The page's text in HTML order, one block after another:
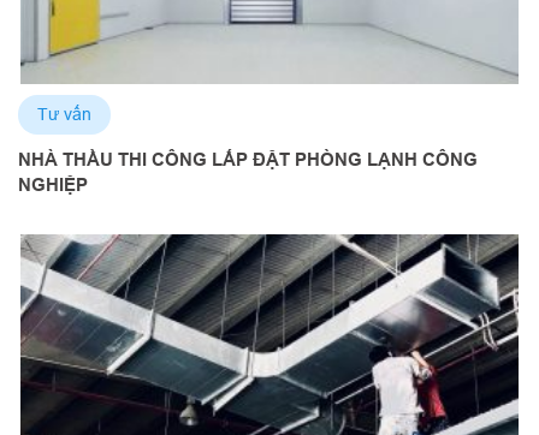
Tư vấn
NHÀ THẦU THI CÔNG LẮP ĐẶT PHÒNG LẠNH CÔNG
NGHIỆP